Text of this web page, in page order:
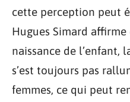
cette perception peut
Hugues Simard
naissance de l’enfant,
s’est toujours pas
femmes, ce qui peut